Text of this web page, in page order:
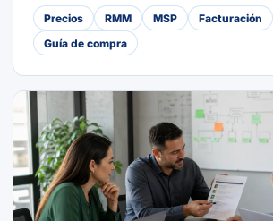
Precios RMM MSP
Facturación
Guía de compra